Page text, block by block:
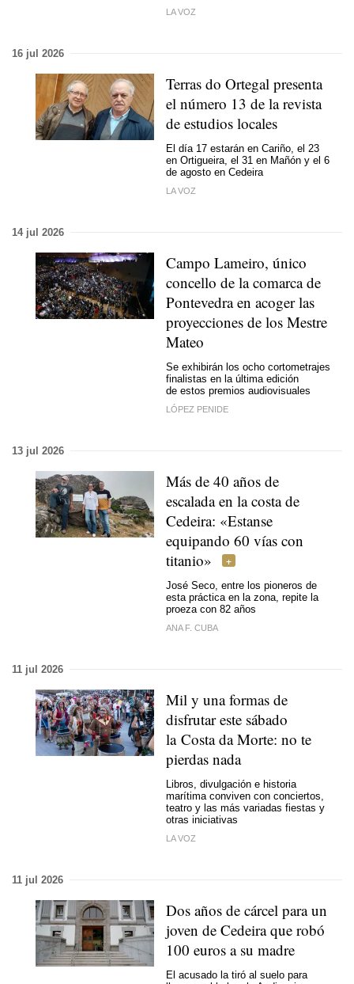
LA VOZ
16 jul 2026
Terras do Ortegal presenta
el número 13 de la revista
de estudios locales
El día 17 estarán en Cariño, el 23
en Ortigueira, el 31 en Mañón y el 6
de agosto en Cedeira
LA VOZ
14 jul 2026
Campo Lameiro, único
concello de la comarca de
Pontevedra en acoger las
proyecciones de los Mestre
Mateo
Se exhibirán los ocho cortometrajes
finalistas en la última edición
de estos premios audiovisuales
LÓPEZ PENIDE
13 jul 2026
Más de 40 años de
escalada en la costa de
Cedeira: «Estanse
equipando 60 vías con
titanio»
José Seco, entre los pioneros de
esta práctica en la zona, repite la
proeza con 82 años
ANA F. CUBA
11 jul 2026
Mil y una formas de
disfrutar este sábado
la Costa da Morte: no te
pierdas nada
Libros, divulgación e historia
marítima conviven con conciertos,
teatro y las más variadas fiestas y
otras iniciativas
LA VOZ
11 jul 2026
Dos años de cárcel para un
joven de Cedeira que robó
100 euros a su madre
El acusado la tiró al suelo para